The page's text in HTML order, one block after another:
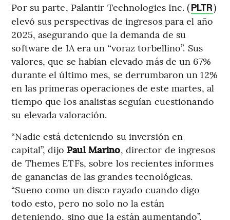
Por su parte, Palantir Technologies Inc. (PLTR)
elevó sus perspectivas de ingresos para el año
2025, asegurando que la demanda de su
software de IA era un “voraz torbellino”. Sus
valores, que se habían elevado más de un 67%
durante el último mes, se derrumbaron un 12%
en las primeras operaciones de este martes, al
tiempo que los analistas seguían cuestionando
su elevada valoración.
“Nadie está deteniendo su inversión en
capital”, dijo Paul Marino, director de ingresos
de Themes ETFs, sobre los recientes informes
de ganancias de las grandes tecnológicas.
“Sueno como un disco rayado cuando digo
todo esto, pero no solo no la están
deteniendo, sino que la están aumentando”.